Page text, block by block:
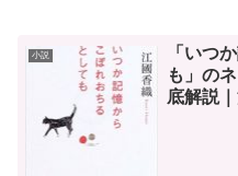
小説
「いつ
も」の
底解説